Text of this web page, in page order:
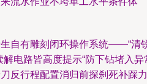
自有雕刻闭环操作系统——“清
电路皆高度提示“防下钻堵入异
反行程配置消归前探刹死补踩力